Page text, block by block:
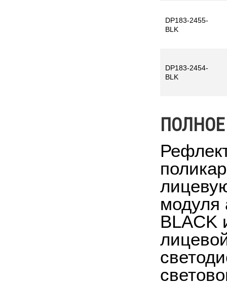
DP183-2455-
BLK
DP183-2454-
BLK
модуля
BLACK